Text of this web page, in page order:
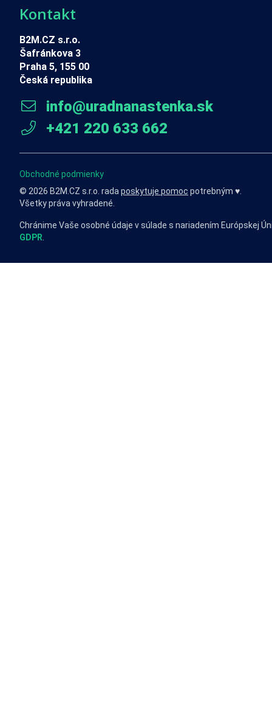
Kontakt
B2M.CZ s.r.o.
Šafránkova 3
Praha 5, 155 00
Česká republika
info@uradnanastenka.sk
+421 220 633 662
Obchodné podmienky
© 2026 B2M.CZ s.r.o. rada poskytuje pomoc potrebným ♥️.
Všetky práva vyhradené.
Chránime Vaše osobné údaje v súlade s nariadením Európskej
GDPR